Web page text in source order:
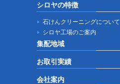
シロヤの特徴
石けんクリーニングについて
シロヤ工場のご案内
集配地域
お取引実績
会社案内